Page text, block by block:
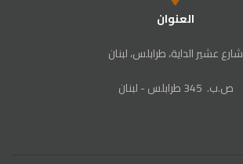
العنوان
شارع عشير الداية، طرابلس، لبنان
ص‭.‬ب. ‬345‭ ‬ طرابلس‭ - ‬لبنان